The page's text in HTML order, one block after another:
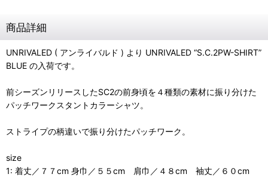
商品詳細
UNRIVALED ( アンライバルド ) より UNRIVALED “S.C.2PW-SHIRT”
BLUE の入荷です。
前シーズンリリースしたSC2の前身頃を４種類の素材に振り分けた
パッチワークスタントカラーシャツ。
ストライプの柄違いで振り分けたパッチワーク。
size
1: 着丈／７７cm 身巾／５５cm 肩巾／４８cm 袖丈／６０cm